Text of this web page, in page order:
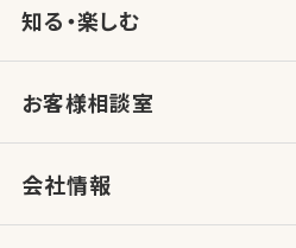
知る・楽しむ
お客様相談室
会社情報